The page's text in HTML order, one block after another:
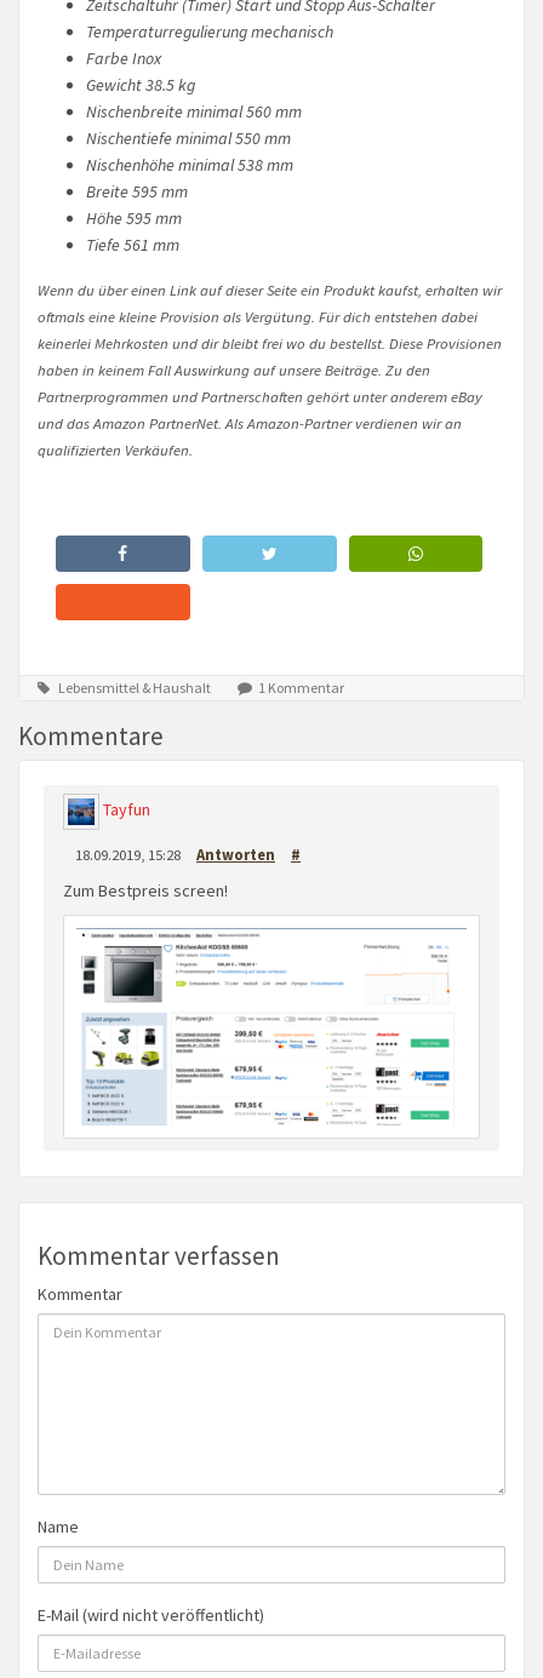
Zeitschaltuhr (Timer) Start und Stopp Aus-Schalter
Temperaturregulierung mechanisch
Farbe Inox
Gewicht 38.5 kg
Nischenbreite minimal 560 mm
Nischentiefe minimal 550 mm
Nischenhöhe minimal 538 mm
Breite 595 mm
Höhe 595 mm
Tiefe 561 mm
Wenn du über einen Link auf dieser Seite ein Produkt kaufst, erhalten wir
oftmals eine kleine Provision als Vergütung. Für dich entstehen dabei
keinerlei Mehrkosten und dir bleibt frei wo du bestellst. Diese Provisionen
haben in keinem Fall Auswirkung auf unsere Beiträge. Zu den
Partnerprogrammen und Partnerschaften gehört unter anderem eBay
und das Amazon PartnerNet. Als Amazon-Partner verdienen wir an
qualifizierten Verkäufen.
Lebensmittel & Haushalt 1 Kommentar
Kommentare
Tayfun
18.09.2019, 15:28 Antworten #
Zum Bestpreis screen!
Kommentar verfassen
Kommentar
Name
E-Mail (wird nicht veröffentlicht)